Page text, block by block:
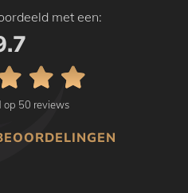
met een:
op 50 reviews